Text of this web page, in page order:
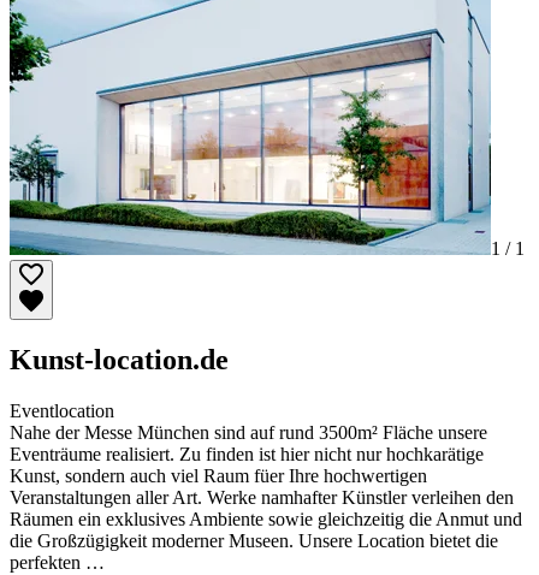
1 / 1
Kunst-location.de
Eventlocation
Nahe der Messe München sind auf rund 3500m² Fläche unsere
Eventräume realisiert. Zu finden ist hier nicht nur hochkarätige
Kunst, sondern auch viel Raum füer Ihre hochwertigen
Veranstaltungen aller Art. Werke namhafter Künstler verleihen den
Räumen ein exklusives Ambiente sowie gleichzeitig die Anmut und
die Großzügigkeit moderner Museen. Unsere Location bietet die
perfekten …